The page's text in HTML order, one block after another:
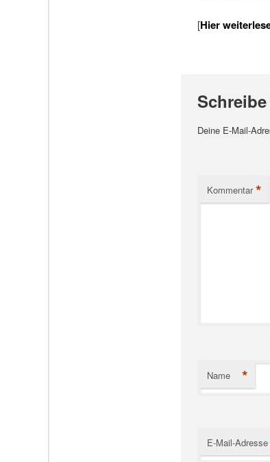
[Hier
Deine E-Mail-
Kommentar *
Name *
E-Mail-Adresse